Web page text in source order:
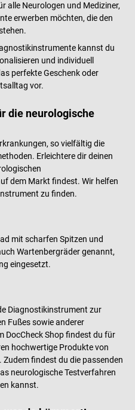
alle Neurologen und Mediziner,
erwerben möchten, die den
kannst du
und individuell
perfekte Geschenk oder
vor.
die neurologische
so vielfältig die
Erleichtere dir deinen
dem Markt findest. Wir helfen
zu finden.
mit scharfen Spitzen und
Wartenbergräder genannt,
eingesetzt.
Diagnostikinstrument zur
Fußes sowie anderer
DocCheck Shop findest du für
hochwertige Produkte von
Zudem findest du die passenden
neurologische Testverfahren
kannst.